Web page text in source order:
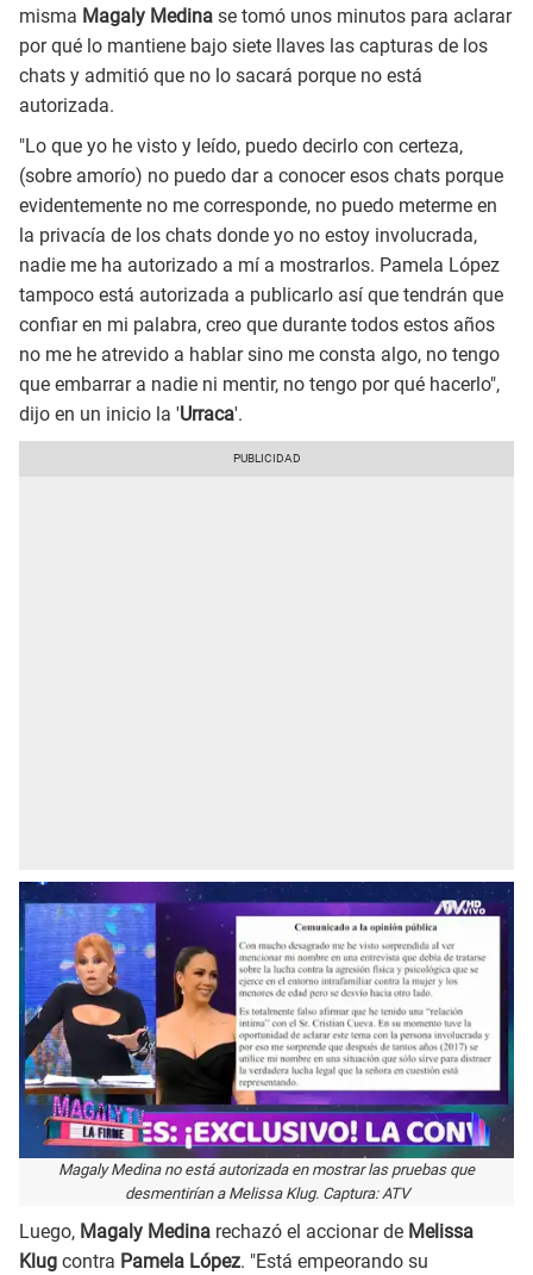
misma Magaly Medina se tomó unos minutos para aclarar
por qué lo mantiene bajo siete llaves las capturas de los
chats y admitió que no lo sacará porque no está
autorizada.
"Lo que yo he visto y leído, puedo decirlo con certeza,
(sobre amorío) no puedo dar a conocer esos chats porque
evidentemente no me corresponde, no puedo meterme en
la privacía de los chats donde yo no estoy involucrada,
nadie me ha autorizado a mí a mostrarlos. Pamela López
tampoco está autorizada a publicarlo así que tendrán que
confiar en mi palabra, creo que durante todos estos años
no me he atrevido a hablar sino me consta algo, no tengo
que embarrar a nadie ni mentir, no tengo por qué hacerlo",
dijo en un inicio la 'Urraca'.
Magaly Medina no está autorizada en mostrar las pruebas que
desmentirían a Melissa Klug. Captura: ATV
Luego, Magaly Medina rechazó el accionar de Melissa
Klug contra Pamela López. "Está empeorando su